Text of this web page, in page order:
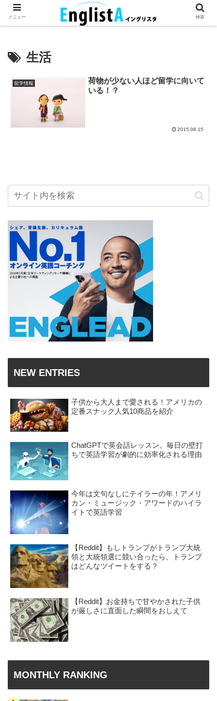
英語が話せるとちょっとハッピー。
生活
留学情報
荷物が少ない人ほど留学に向いて
いる！？
2015.08.15
NEW ENTRIES
子供から大人まで愛される！アメリカの
定番スナック人気10商品を紹介
ChatGPTで英会話レッスン。毎日の壁打
ちで英語学習が劇的に効率化される理由
今年は文句なしにテイラーの年！アメリ
カン・ミュージック・アワードのハイラ
イトで英語学習
【Reddit】もしトランプがトランプ大統
領と大統領選に競い合ったら、トランプ
はどんなツイートをする？
【Reddit】お金持ちで甘やかされた子供
が厳しさに直面した瞬間をおしえて
MONTHLY RANKING
メニュー 検索